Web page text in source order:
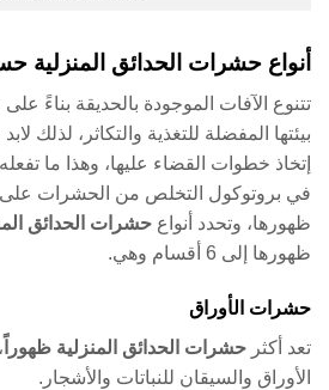
أنواع حشرات الحدائق
تتنوع الآفات الموجودة بالحديقة بناءً
بيئتها المفضلة للتغذية والتكاثر، لذلك
إتخاذ خطوات القضاء عليها، وهذا ما تفعله
في بروتوكول التخلص من الحشرات
ظهورها، وتحدد أنواع حشرات الحدائق
ظهورها إلى 6 أقسام وهي.
حشرات الأوراق
تعد أكثر حشرات الحدائق المنزلية ظهوراً
الأوراق والسيقان للنباتات والأشجار.